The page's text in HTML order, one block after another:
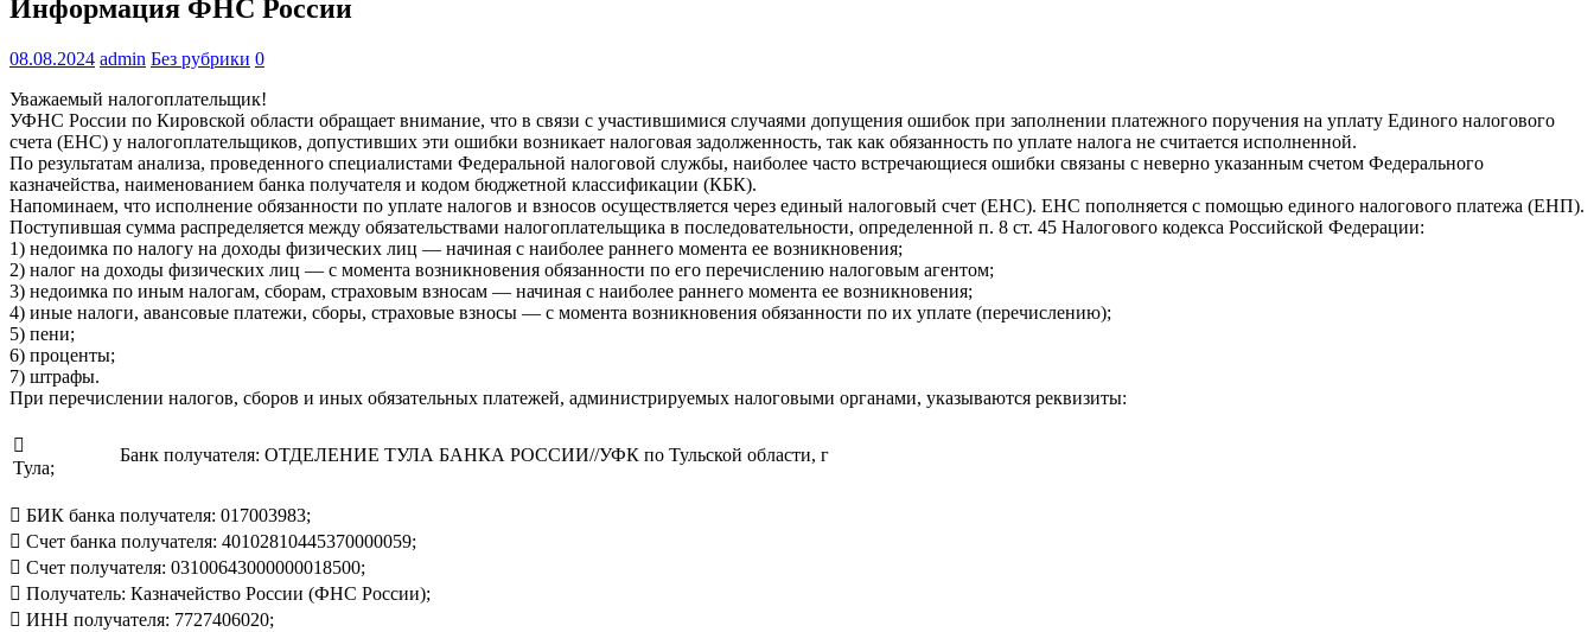
Информация ФНС России
08.08.2024 admin Без рубрики 0
Уважаемый налогоплательщик!
УФНС России по Кировской области обращает внимание, что в связи с участившимися случаями допущения ошибок при заполнении платежного поручения на уплату Единого налогового
счета (ЕНС) у налогоплательщиков, допустивших эти ошибки возникает налоговая задолженность, так как обязанность по уплате налога не считается исполненной.
По результатам анализа, проведенного специалистами Федеральной налоговой службы, наиболее часто встречающиеся ошибки связаны с неверно указанным счетом Федерального
казначейства, наименованием банка получателя и кодом бюджетной классификации (КБК).
Напоминаем, что исполнение обязанности по уплате налогов и взносов осуществляется через единый налоговый счет (ЕНС). ЕНС пополняется с помощью единого налогового платежа (ЕНП).
Поступившая сумма распределяется между обязательствами налогоплательщика в последовательности, определенной п. 8 ст. 45 Налогового кодекса Российской Федерации:
1) недоимка по налогу на доходы физических лиц — начиная с наиболее раннего момента ее возникновения;
2) налог на доходы физических лиц — с момента возникновения обязанности по его перечислению налоговым агентом;
3) недоимка по иным налогам, сборам, страховым взносам — начиная с наиболее раннего момента ее возникновения;
4) иные налоги, авансовые платежи, сборы, страховые взносы — с момента возникновения обязанности по их уплате (перечислению);
5) пени;
6) проценты;
7) штрафы.
При перечислении налогов, сборов и иных обязательных платежей, администрируемых налоговыми органами, указываются реквизиты:

Тула;
Банк получателя: ОТДЕЛЕНИЕ ТУЛА БАНКА РОССИИ//УФК по Тульской области, г
 БИК банка получателя: 017003983;
 Счет банка получателя: 40102810445370000059;
 Счет получателя: 03100643000000018500;
 Получатель: Казначейство России (ФНС России);
 ИНН получателя: 7727406020;